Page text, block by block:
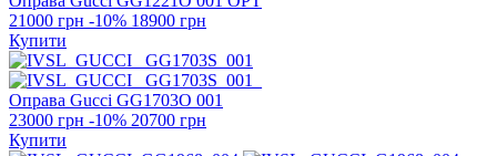
21000 грн -10% 18900 грн
Купити
Оправа Gucci GG1703O 001
23000 грн -10% 20700 грн
Купити